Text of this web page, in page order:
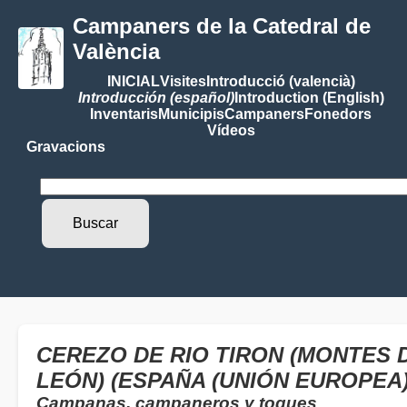
Campaners de la Catedral de
València
INICIALVisitesIntroducció (valencià)
Introducción (español)Introduction (English)
InventarisMunicipisCampanersFonedors
Vídeos
Gravacions
CEREZO DE RIO TIRON (MONTES
LEÓN) (ESPAÑA (UNIÓN
Campanas, campaneros y toques